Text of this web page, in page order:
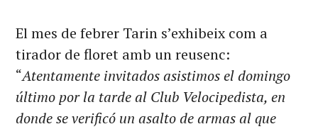
El mes de febrer Tarin s’exhibeix com a
tirador de floret amb un reusenc:
“Atentamente invitados asistimos el domingo
último por la tarde al Club Velocipedista, en
donde se verificó un asalto de armas al que